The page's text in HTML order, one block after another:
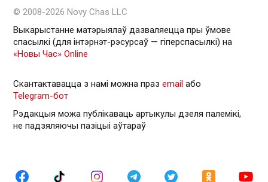
© 2008-2026 Novy Chas LLC
Выкарыстанне матэрыялаў дазваляецца пры ўмове
спасылкі (для інтэрнэт-рэсурсаў — гiперспасылкi) на
«Новы Час» Online
Скантактавацца з намі можна праз email або
Telegram-бот
Рэдакцыя можа публікаваць артыкулы дзеля палемікі,
не падзяляючы пазіцыі аўтараў